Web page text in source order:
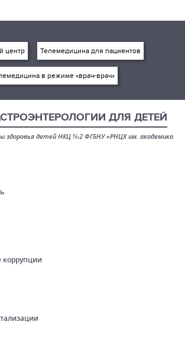
центр Телемедицина для пациентов
в режиме «врач-врач»
ДЛЯ ДЕТЕЙ
здоровья детей НКЦ №2 ФГБНУ «РНЦХ им. академика
коррупции